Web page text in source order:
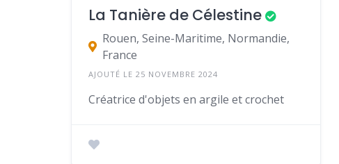
La Tanière de Célestine
Rouen, Seine-Maritime, Normandie,
France
AJOUTÉ LE 25 NOVEMBRE 2024
Créatrice d'objets en argile et crochet